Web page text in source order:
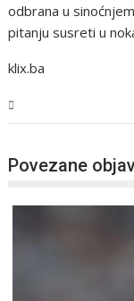
odbrana u
pitanju susreti u
klix.ba
Povezane